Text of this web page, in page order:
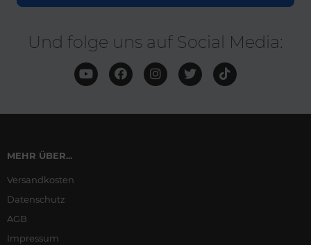
Und folge uns auf Social Media:
MEHR ÜBER...
Versandkosten
Datenschutz
AGB
Impressum